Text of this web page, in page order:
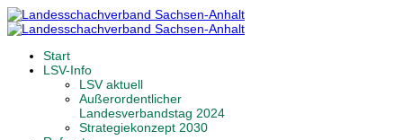
Start
LSV-Info
LSV aktuell
Außerordentlicher
Landesverbandstag 2024
Strategiekonzept 2030